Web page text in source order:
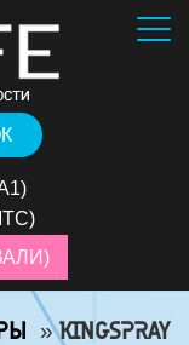
»KINGSPRAY